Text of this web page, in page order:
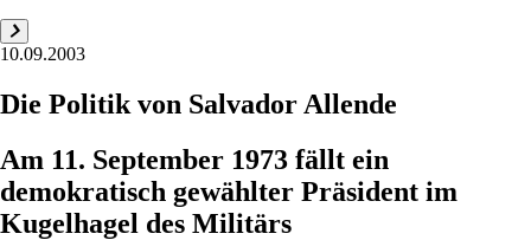
10.09.2003
Die Politik von Salvador Allende
Am 11. September 1973 fällt ein
demokratisch gewählter Präsident im
Kugelhagel des Militärs